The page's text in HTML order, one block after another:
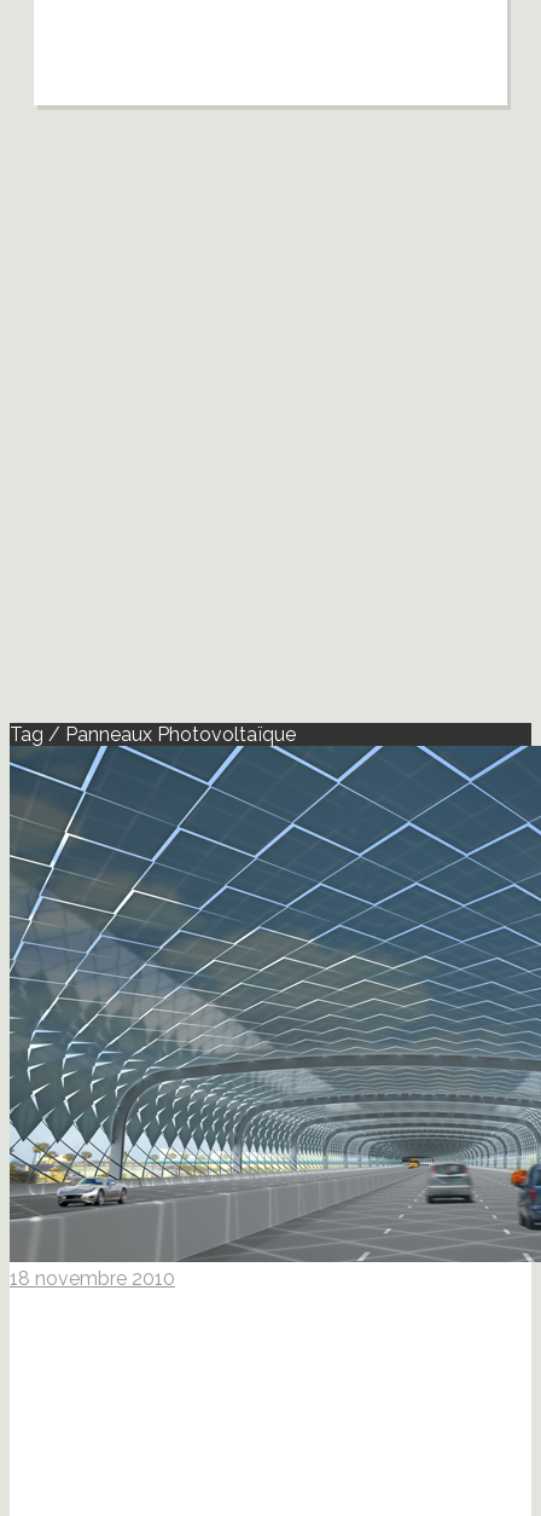
Tag / Panneaux Photovoltaïque
18 novembre 2010